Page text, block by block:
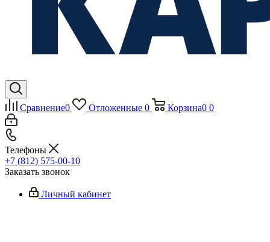
Сравнение0 Отложенные 0 Корзина0 0
Телефоны
+7 (812) 575-00-10
Заказать звонок
Личный кабинет